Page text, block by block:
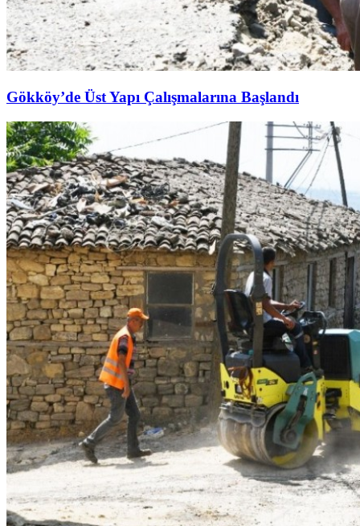
Gökköy’de Üst Yapı Çalışmalarına Başlandı